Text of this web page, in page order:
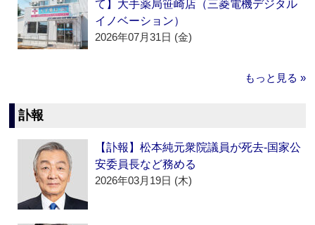
て】大手薬局笹崎店（三菱電機デジタル
イノベーション）
2026年07月31日 (金)
もっと見る »
訃報
【訃報】松本純元衆院議員が死去‐国家公
安委員長など務める
2026年03月19日 (木)